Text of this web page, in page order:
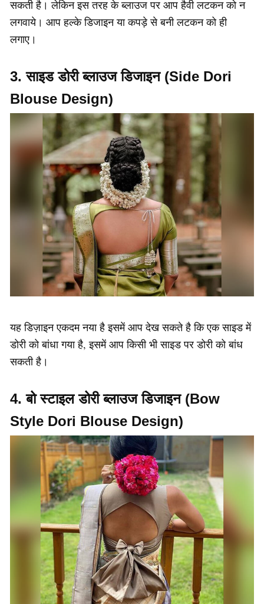
सकती है। लेकिन इस तरह के ब्लाउज पर आप हैवी लटकन को न
लगवाये। आप हल्के डिजाइन या कपड़े से बनी लटकन को ही
लगाए।
3. साइड डोरी ब्लाउज डिजाइन (Side Dori
Blouse Design)
यह डिज़ाइन एकदम नया है इसमें आप देख सकते है कि एक साइड में
डोरी को बांधा गया है, इसमें आप किसी भी साइड पर डोरी को बांध
सकती है।
4. बो स्टाइल डोरी ब्लाउज डिजाइन (Bow
Style Dori Blouse Design)